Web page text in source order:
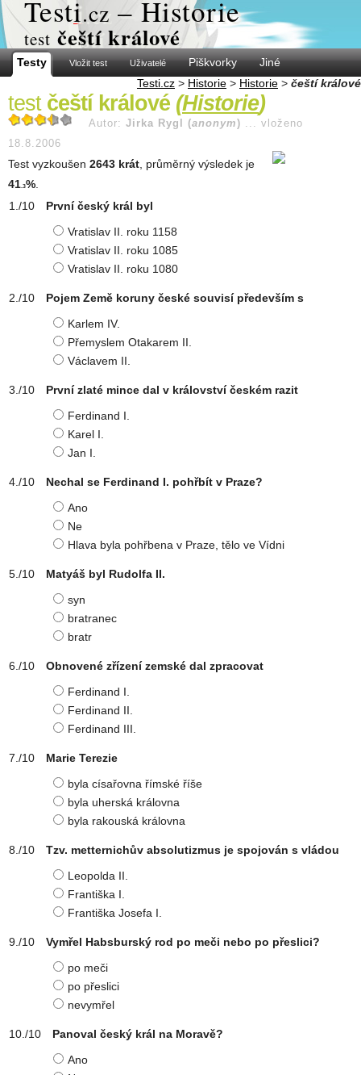
Testi.cz – Historie
test čeští králové
Testy Vložit test Uživatelé Piškvorky
Jiné
Testi.cz > Historie > Historie > čeští králové
test čeští králové (Historie)
Autor: Jirka Rygl (anonym ) ... vloženo
18.8.2006
Test vyzkoušen 2643 krát , průměrný výsledek je
41 .3%
První český král byl
Vratislav II. roku 1158
Vratislav II. roku 1085
Vratislav II. roku 1080
Pojem Země koruny české souvisí především s
Karlem IV.
Přemyslem Otakarem II.
Václavem II.
První zlaté mince dal v království českém razit
Ferdinand I.
Karel I.
Jan I.
Nechal se Ferdinand I. pohřbít v Praze?
Ano
Ne
Hlava byla pohřbena v Praze, tělo ve Vídni
Matyáš byl Rudolfa II.
syn
bratranec
bratr
Obnovené zřízení zemské dal zpracovat
Ferdinand I.
Ferdinand II.
Ferdinand III.
Marie Terezie
byla císařovna římské říše
byla uherská královna
byla rakouská královna
Tzv. metternichův absolutizmus je spojován s vládou
Leopolda II.
Františka I.
Františka Josefa I.
Vymřel Habsburský rod po meči nebo po přeslici?
po meči
po přeslici
nevymřel
Panoval český král na Moravě?
Ano